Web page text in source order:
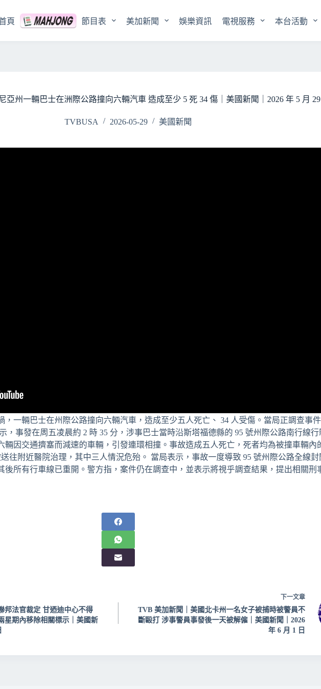
頁 節目表 美加新聞 娛樂資訊 電視服務 本台活動
亞州一輛巴士在洲際公路撞向六輛汽車 造成至少 5 死 34 傷｜美國新聞｜2026 年 5 月
TVBUSA 2026-05-29 美國新聞
，一輛巴士在州際公路撞向六輛汽車，造成至少五人死亡、 34 人受傷。當局正調查事
，事發在周五凌晨約 2 時 35 分，涉事巴士當時沿斯塔福德縣的 95 號州際公路南行線
輛因交通擠塞而減速的車輛，引發連環相撞。事故造成五人死亡，死者均為被撞車輛內
往附近醫院治理，其中三人情況危殆。 當局表示，事故一度導致 95 號州際公路全線
後所有行車線已重開。警方指，案件仍在調查中，並表示將視乎調查結果，提出相關刑
邦法官裁定 甘迺迪中心不得
星期內移除相關標示｜美國新
下一文章
TVB 美加新聞｜美國北卡州一名女子被捕時被警員不
斷毆打 涉事警員事發後一天被解僱｜美國新聞｜2026
年 6 月 1 日